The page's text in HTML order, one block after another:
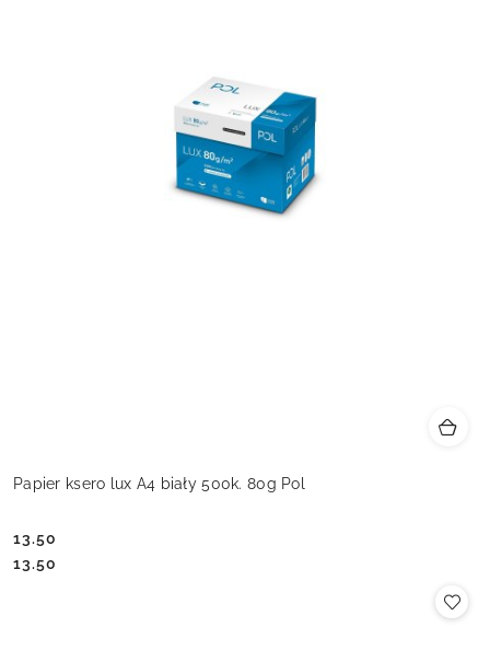
Papier ksero lux A4 biały 500k. 80g Pol
Cena:
13.50
Cena:
13.50